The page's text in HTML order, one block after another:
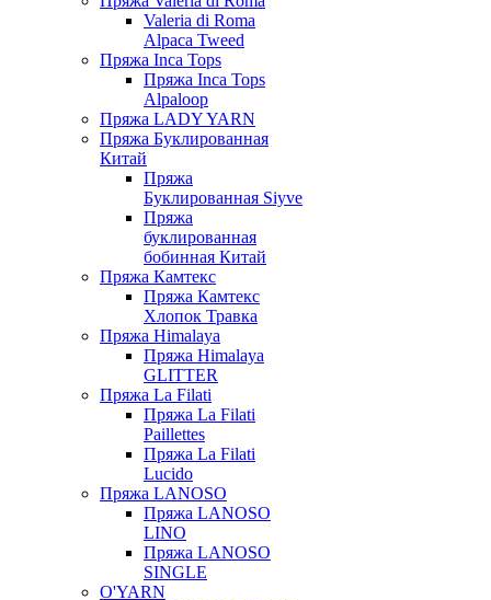
Valeria di Roma
Alpaca Tweed
Пряжа Inca Tops
Пряжа Inca Tops
Alpaloop
Пряжа LADY YARN
Пряжа Буклированная
Китай
Пряжа
Буклированная Siyve
Пряжа
буклированная
бобинная Китай
Пряжа Камтекс
Пряжа Камтекс
Хлопок Травка
Пряжа Himalaya
Пряжа Himalaya
GLITTER
Пряжа La Filati
Пряжа La Filati
Paillettes
Пряжа La Filati
Lucido
Пряжа LANOSO
Пряжа LANOSO
LINO
Пряжа LANOSO
SINGLE
O'YARN